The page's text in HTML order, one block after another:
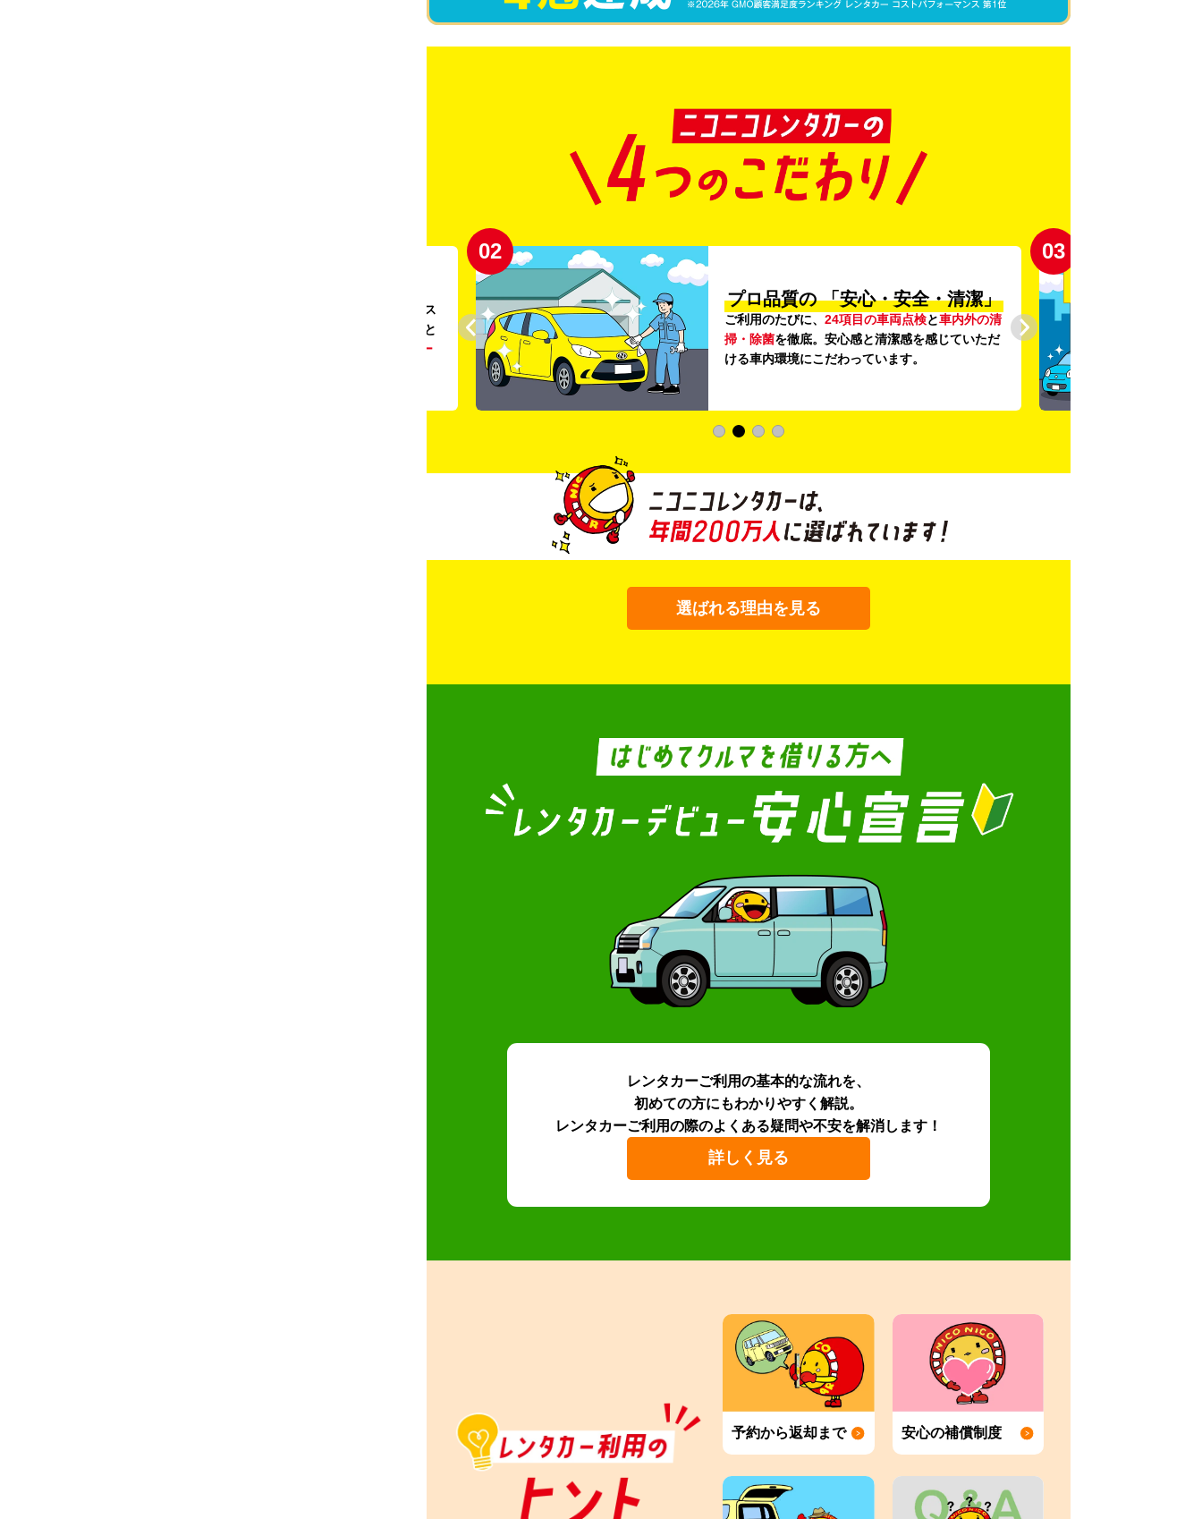
。ガソリンス
タンドや整備工場の既存インフラを活用すること
リー
02
プロ品質の 「安心・安全・清潔」
ご利用のたびに、 24項目の車両点検と車内外の清
掃・除菌を徹底。安心感と清潔感を感じていただ
ける車内環境にこだわっています。
03
選ばれる理由を見る
レンタカーご利用の基本的な流れを、
初めての方にもわかりやすく解説。
レンタカーご利用の際のよくある疑問や不安を解消します！
詳しく見る
予約から返却まで 安心の補償制度